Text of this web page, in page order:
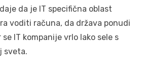
da je IT specifična oblast
voditi računa, da država ponudi
IT kompanije vrlo lako sele s
sveta.